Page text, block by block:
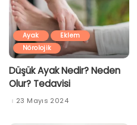
Ayak
Eklem
Nörolojik
Düşük Ayak Nedir? Neden
Olur? Tedavisi
23 Mayıs 2024